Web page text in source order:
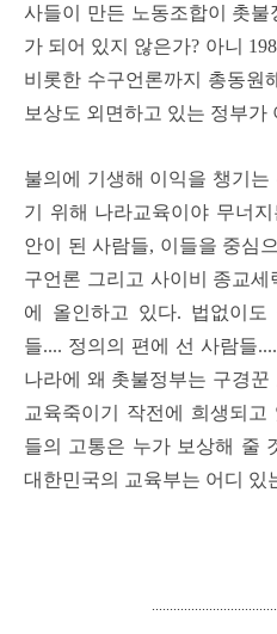
사들이 만든 노동조합이 촛불
가 되어 있지 않은가? 아니
비롯한 수구언론까지 총동원
보상도 외면하고 있는 정부가
불의에 기생해 이익을 챙기
기 위해 나라교육이야 무너
안이 된 사람들, 이들을 중심
구언론 그리고 사이비 종교세
에 올인하고 있다. 법없이
들.... 정의의 편에 선 사람들
나라에 왜 촛불정부는 구경꾼
교육죽이기 작전에 희생되
들의 고통은 누가 보상해 줄
대한민국의 교육부는 어디 있